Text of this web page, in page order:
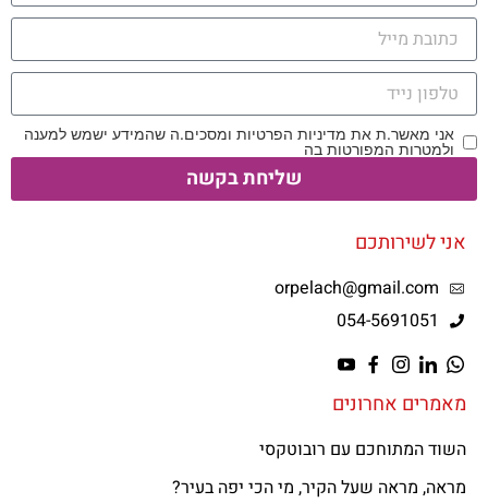
אני מאשר.ת את מדיניות הפרטיות ומסכים.ה שהמידע ישמש למענה
ולמטרות המפורטות בה
שליחת בקשה
אני לשירותכם
orpelach@gmail.com
054-5691051
מאמרים אחרונים
השוד המתוחכם עם רובוטקסי
מראה, מראה שעל הקיר, מי הכי יפה בעיר?